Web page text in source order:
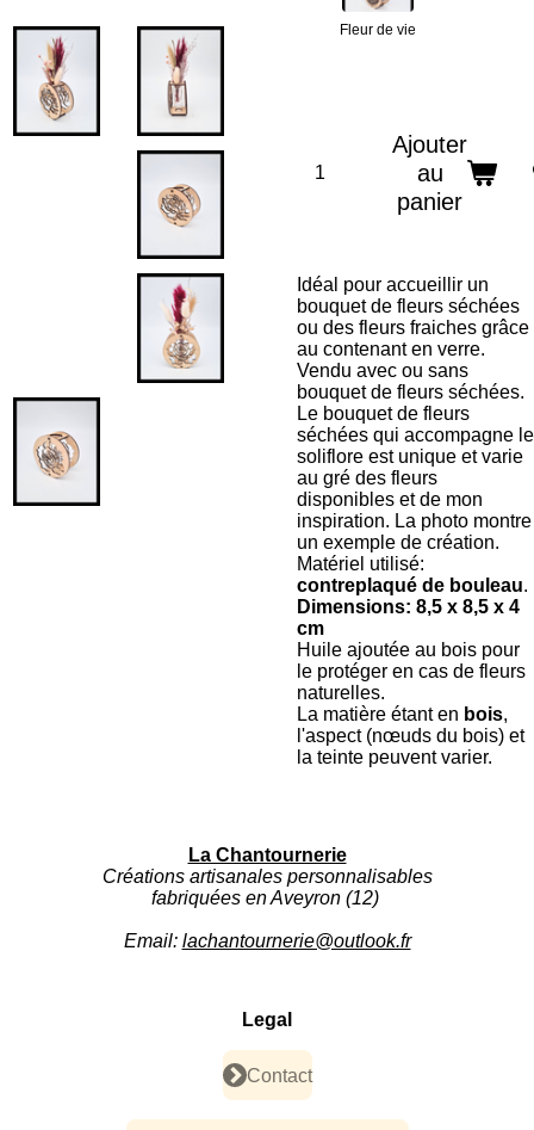
Fleur de vie
Ajouter
au
panier
Idéal pour accueillir un
bouquet de fleurs séchées
ou des fleurs fraiches grâce
au contenant en verre.
Vendu avec ou sans
bouquet de fleurs séchées.
Le bouquet de fleurs
séchées qui accompagne le
soliflore est unique et varie
au gré des fleurs
disponibles et de mon
inspiration. La photo montre
un exemple de création.
Matériel utilisé:
contreplaqué de bouleau.
Dimensions: 8,5 x 8,5 x 4
cm
Huile ajoutée au bois pour
le protéger en cas de fleurs
naturelles.
La matière étant en bois,
l'aspect (nœuds du bois) et
la teinte peuvent varier.
La Chantournerie
Créations artisanales personnalisables
fabriquées en Aveyron (12)
Email: lachantournerie@outlook.fr
Legal
Contact